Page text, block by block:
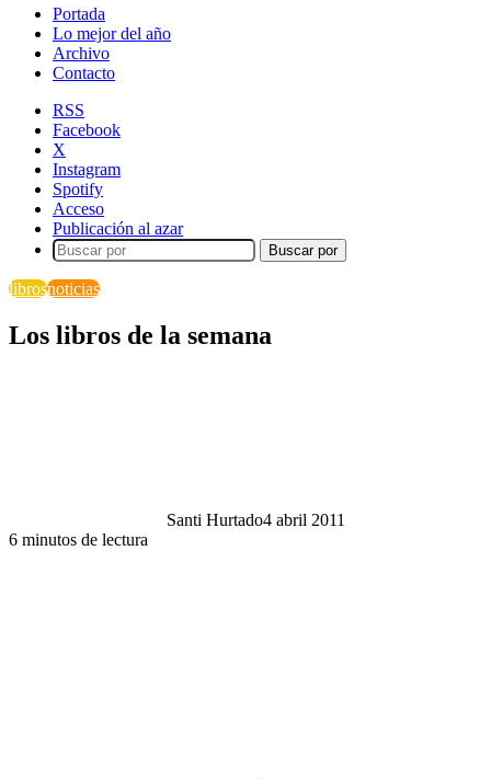
Portada
Lo mejor del año
Archivo
Contacto
RSS
Facebook
X
Instagram
Spotify
Acceso
Publicación al azar
Buscar por
librosnoticias
Los libros de la semana
Santi Hurtado4 abril 2011
6 minutos de lectura